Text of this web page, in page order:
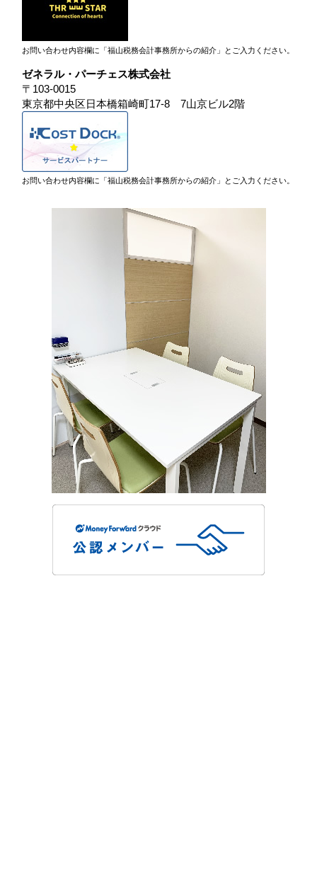
お問い合わせ内容欄に「福山税務会計事務所からの紹介」とご入力ください。
ゼネラル・パーチェス株式会社
〒103-0015
東京都中央区日本橋箱崎町17-8 7山京ビル2階
お問い合わせ内容欄に「福山税務会計事務所からの紹介」とご入力ください。